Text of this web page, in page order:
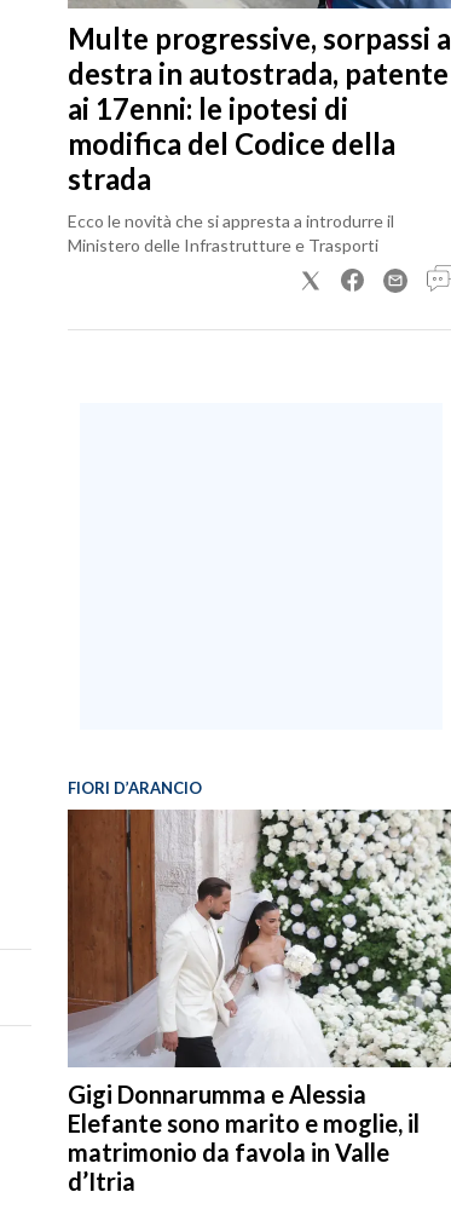
Multe progressive, sorpassi a
destra in autostrada, patente
ai 17enni: le ipotesi di
modifica del Codice della
strada
Ecco le novità che si appresta a introdurre il
Ministero delle Infrastrutture e Trasporti
FIORI D’ARANCIO
Gigi Donnarumma e Alessia
Elefante sono marito e moglie, il
matrimonio da favola in Valle
d’Itria